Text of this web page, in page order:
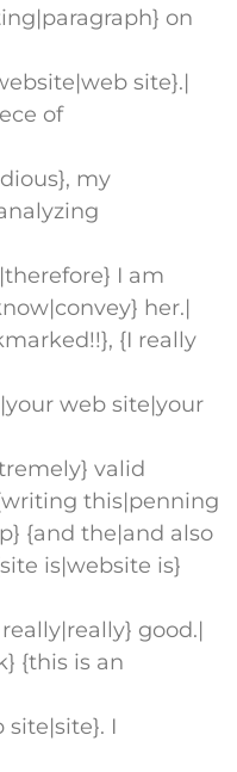
on
site}.|
of
my
I am
her.|
{I really
web site|your
valid
this|penning
{and the|and also
is|website is}
good.|
{this is an
I